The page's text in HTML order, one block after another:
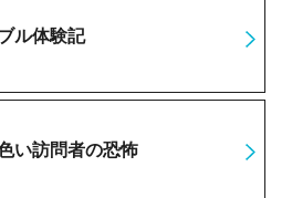
ル体験記
い訪問者の恐怖